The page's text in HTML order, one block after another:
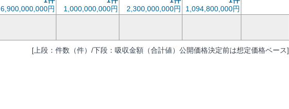
6,900,000,000円
1,000,000,000円
2,300,000,000円
1,094,800,000円
[上段：件数（件）/下段：吸収金額（合計値）公開価格決定前は想定価格ベース]